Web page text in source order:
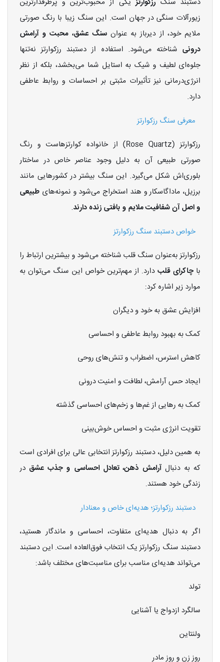
زیورآلات سنگی در جهان است. این سنگ زیبا با رنگ صورتی
ملایم خود، از دیرباز به عنوانسنگ عشق، محبت و آرامش
درونی شناخته می‌شود. استفاده از دستبند رزکوارتز نه‌تنها
جلوه‌ای لطیف و شیک به استایل شما می‌بخشد، بلکه از نظر
انرژی‌درمانی نیز تأثیرات مثبتی بر احساسات و روابط عاطفی
دارد.
معرفی سنگ رزکوارتز
رزکوارتز (Rose Quartz) از خانواده کوارتزهاست و رنگ
صورتی طبیعی آن به دلیل وجود عناصر خاص در ساختار
بلوری‌اش شکل می‌گیرد. این سنگ بیشتر در کشورهایی مانند
برزیل، ماداگاسکار و هند استخراج می‌شود و نمونه‌های طبیعی
و اصل آن شفافیت ملایم و بافتی زنده دارند.
خواص دستبند سنگ رزکوارتز
رزکوارتز به‌عنوان سنگ قلب شناخته می‌شود و بیشترین ارتباط را
باچاکرای قلب دارد. از مهم‌ترین خواص این سنگ می‌توان به
موارد زیر اشاره کرد:
افزایش عشق به خود و دیگران
کمک به بهبود روابط عاطفی و احساسی
کاهش استرس، اضطراب و تنش‌های روحی
ایجاد حس آرامش، لطافت و امنیت درونی
کمک به رهایی از غم‌ها و زخم‌های احساسی گذشته
تقویت انرژی مثبت و احساس خوش‌بینی
به همین دلیل، دستبند رزکوارتز انتخابی عالی برای افرادی است
که به دنبالآرامش ذهن، تعادل احساسی و جذب عشق در
زندگی خود هستند.
دستبند رزکوارتز؛ هدیه‌ای خاص و معنادار
اگر به دنبال هدیه‌ای متفاوت، احساسی و ماندگار هستید،
دستبند سنگ رزکوارتز یک انتخاب فوق‌العاده است. این دستبند
می‌تواند هدیه‌ای مناسب برای مناسبت‌های مختلف باشد:
تولد
سالگرد ازدواج یا آشنایی
ولنتاین
روز زن و روز مادر